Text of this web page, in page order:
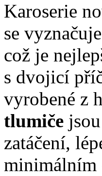
Karoserie
se vyznačuje
což je
s dvojicí
vyrobené z
tlumiče
zatáčení,
minimálním